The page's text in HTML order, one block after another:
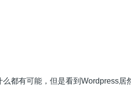
都有可能，但是看到Wordpress